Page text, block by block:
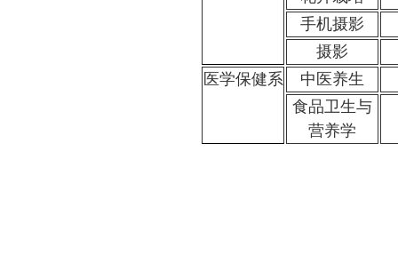
手机摄影
摄影
医学保健系
中医养生
食品卫生与
营养学